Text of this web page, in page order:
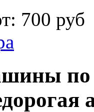
700 руб
по